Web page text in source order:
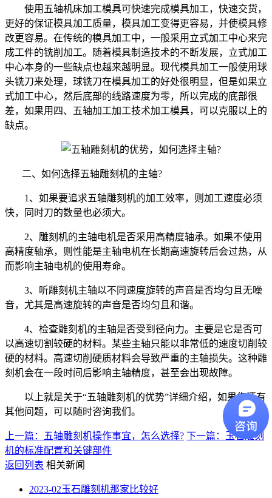
使用五轴机床加工模具可快速完成模具加工，快速交货，
更好的保证模具加工质量，模具加工变得更容易，并使模具修
改更容易。在传统的模具加工中，一般采用立式加工中心来完
成工件的铣削加工。随着模具制造技术的不断发展，立式加工
中心本身的一些缺点也越来越明显。现代模具加工一般使用球
头铣刀来处理，球铣刀在模具加工的好处很明显，但是如果立
式加工中心，然后底部的线路速度为零，所以完成的底部很
差，如果用四、五轴加工加工技术加工模具，可以克服以上的
缺点。
二、如何选择五轴雕刻机的主轴?
1、如果要追求五轴雕刻机的加工效率，则加工速度必须
快，同时刀的数量也必须大。
2、雕刻机的主轴电机是否采用高精度轴承。如果不使用
高精度轴承，则性能是主轴电机在长期高速旋转后会过热，从
而影响主轴电机的使用寿命。
3、听雕刻机主轴以不同速度旋转的声音是否均匀且无噪
音，尤其是高速旋转的声音是否均匀且和谐。
4、检查雕刻机的主轴是否受到径向力。主要是它是否可
以高速切割较硬的材料。某些主轴只能以非常低的速度切削较
硬的材料。高速切削硬质材料会导致严重的主轴损失。这种雕
刻机会在一段时间后影响主轴精度，甚至会出现故障。
以上就是关于“五轴雕刻机的优势”详细介绍，如果您还有
其他问题，可以随时咨询我们。
上一篇：五轴雕刻机操作事宜，怎么选择? 下一篇：玉石雕刻
机的标准配置和关键部件
返回列表 相关新闻
2023-02玉石雕刻机那家比较好